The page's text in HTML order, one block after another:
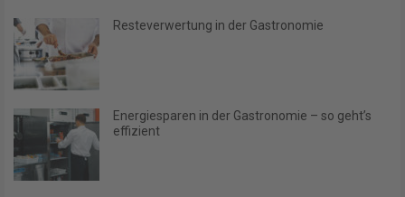
Resteverwertung in der Gastronomie
Energiesparen in der Gastronomie – so geht’s
effizient